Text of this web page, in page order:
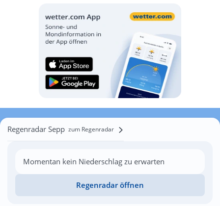
Regenradar Sepp zum Regenradar
Momentan kein Niederschlag zu erwarten
Regenradar öffnen